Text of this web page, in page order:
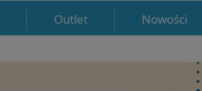
Outlet Nowości